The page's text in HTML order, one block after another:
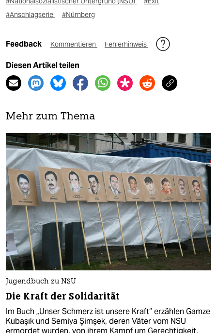
#Anschlagserie
#Nürnberg
Feedback Kommentieren Fehlerhinweis
Diesen Artikel teilen
Mehr zum Thema
Jugendbuch zu NSU
Die Kraft der Solidarität
Im Buch „Unser Schmerz ist unsere Kraft“ erzählen Gamze
Kubaşık und Semiya Şimşek, deren Väter vom NSU
ermordet wurden, von ihrem Kampf um Gerechtigkeit.